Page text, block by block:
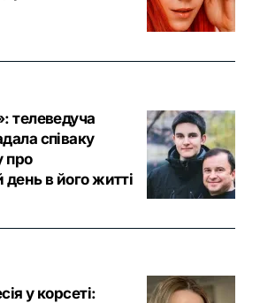
телеведуча
співаку
про
день в його житті
у корсеті: